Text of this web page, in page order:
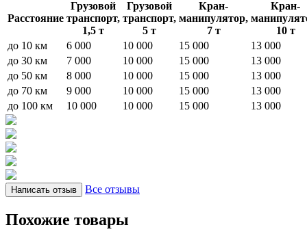
Расстояние
Грузовой
транспорт,
1,5 т
Грузовой
транспорт,
5 т
Кран-
манипулятор,
7 т
Кран-
10 т
до 10 км
6 000 10 000 15 000
13 000
до 30 км
7 000 10 000 15 000
13 000
до 50 км
8 000 10 000 15 000
13 000
до 70 км
9 000 10 000 15 000
13 000
до 100 км
10 000 10 000 15 000 13 000
Написать отзыв Все отзывы
Похожие товары